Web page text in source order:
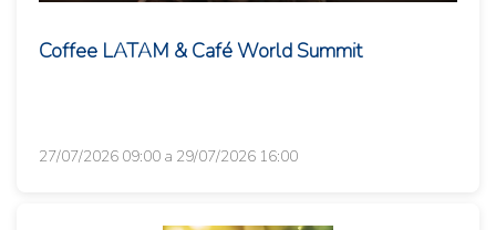
Coffee LATAM & Café World Summit
27/07/2026 09:00 a 29/07/2026 16:00